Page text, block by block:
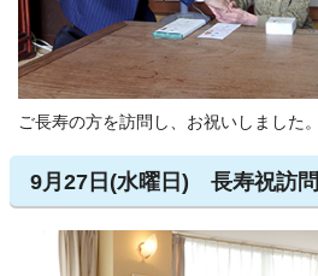
ご長寿の方を訪問し、お祝いしました。
9月27日(水曜日) 長寿祝訪問